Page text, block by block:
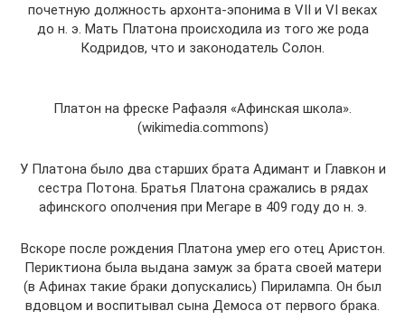
почетную должность архонта-эпонима в VII и VI веках
до н. э. Мать Платона происходила из того же рода
Кодридов, что и законодатель Солон.
Платон на фреске Рафаэля «Афинская школа».
(wikimedia.commons)
У Платона было два старших брата Адимант и Главкон и
сестра Потона. Братья Платона сражались в рядах
афинского ополчения при Мегаре в 409 году до н. э.
Вскоре после рождения Платона умер его отец Аристон.
Периктиона была выдана замуж за брата своей матери
(в Афинах такие браки допускались) Пирилампа. Он был
вдовцом и воспитывал сына Демоса от первого брака.